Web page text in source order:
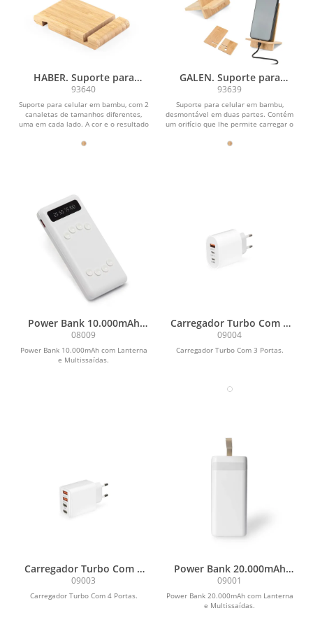
HABER. Suporte para
celular com duas canaletas
de tamanhos diferentes,
em bambu
93640
Suporte para celular em bambu, com 2
canaletas de tamanhos diferentes,
uma em cada lado. A cor e o resultado
GALEN. Suporte para
celular em bambu,
desmontável em duas
partes
93639
Suporte para celular em bambu,
desmontável em duas partes. Contém
um orifício que lhe permite carregar o
Power Bank 10.000mAh
com Lanterna e
Multissaídas
08009
Power Bank 10.000mAh com Lanterna
e Multissaídas.
Carregador Turbo Com 3
Portas
09004
Carregador Turbo Com 3 Portas.
Carregador Turbo Com 4
Portas
09003
Carregador Turbo Com 4 Portas.
Power Bank 20.000mAh
com Lanterna e
Multissaídas
09001
Power Bank 20.000mAh com Lanterna
e Multissaídas.